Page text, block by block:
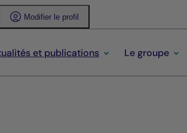
Modifier le profil
et publications Le groupe